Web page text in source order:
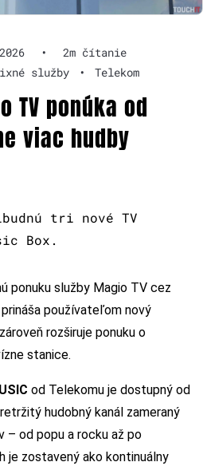
•
2m čítanie
služby • Telekom
TV ponúka od
viac hudby
tri nové TV
Box.
ponuku služby Magio TV cez
používateľom nový
rozširuje ponuku o
stanice.
od Telekomu je dostupný od
hudobný kanál zameraný
– od popu a rocku až po
je zostavený ako kontinuálny